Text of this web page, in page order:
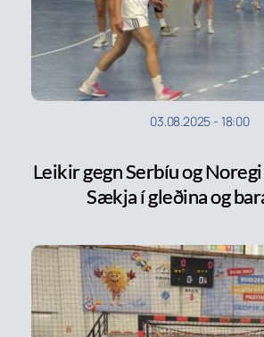
03.08.2025 - 18:00
Leikir gegn Serbíu og
Sækja í gleðina og